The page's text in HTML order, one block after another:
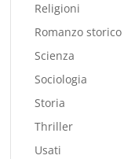
Religioni
Romanzo storico
Scienza
Sociologia
Storia
Thriller
Usati